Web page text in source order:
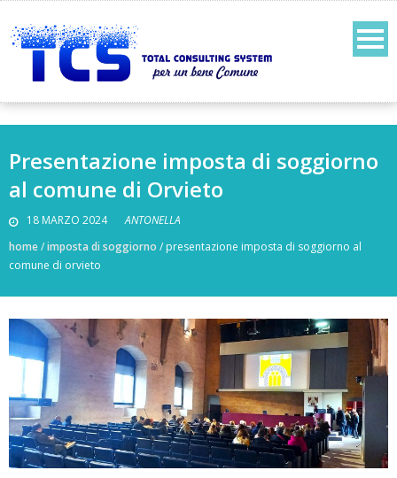
Presentazione imposta di soggiorno
al comune di Orvieto
18 MARZO 2024
ANTONELLA
home/imposta di soggiorno / presentazione imposta di soggiorno al
comune di orvieto